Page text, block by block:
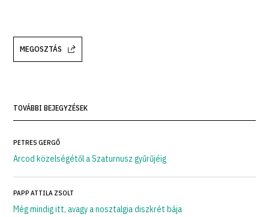
MEGOSZTÁS
TOVÁBBI BEJEGYZÉSEK
PETRES GERGŐ
Arcod közelségétől a Szaturnusz gyűrűjéig
PAPP ATTILA ZSOLT
Még mindig itt, avagy a nosztalgia diszkrét bája